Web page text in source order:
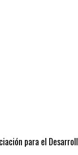
para el